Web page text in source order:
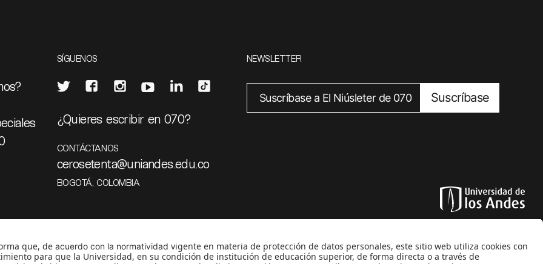
SÍGUENOS
¿Quieres escribir en 070?
CONTÁCTANOS
cerosetenta@uniandes.edu.co
BOGOTÁ, COLOMBIA
NEWSLETTER
Suscríbase